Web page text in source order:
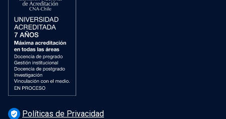
verified_user Políticas de Privacidad